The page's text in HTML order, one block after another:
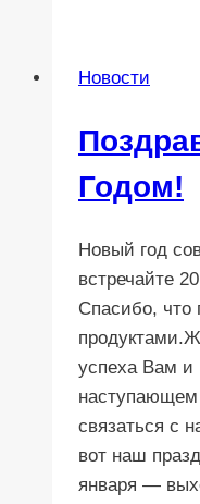
Новости
Годом!
Новый год
встречайте
Спасибо, что
успеха Вам
наступающем
связаться с
вот наш
января —